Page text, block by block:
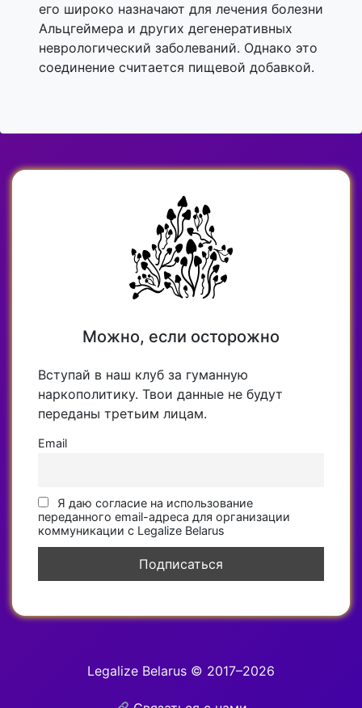
его широко назначают для лечения болезни
Альцгеймера и других дегенеративных
неврологический заболеваний. Однако это
соединение считается пищевой добавкой.
Можно, если осторожно
Вступай в наш клуб за гуманную
наркополитику. Твои данные не будут
переданы третьим лицам.
Email
Я даю согласие на использование
переданного email-адреса для организации
коммуникации с Legalize Belarus
Legalize Belarus © 2017–2026